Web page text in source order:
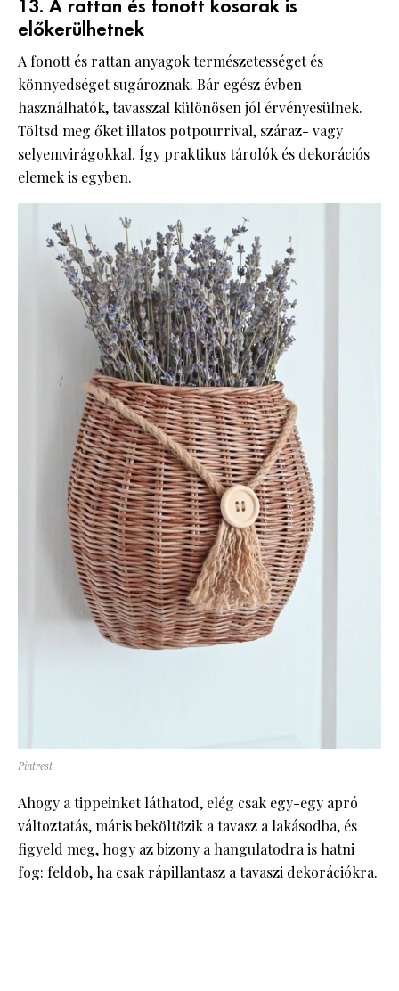
13. A rattan és fonott kosarak is
előkerülhetnek
A fonott és rattan anyagok természetességet és
könnyedséget sugároznak. Bár egész évben
használhatók, tavasszal különösen jól érvényesülnek.
Töltsd meg őket illatos potpourrival, száraz- vagy
selyemvirágokkal. Így praktikus tárolók és dekorációs
elemek is egyben.
Pintrest
Ahogy a tippeinket láthatod, elég csak egy-egy apró
változtatás, máris beköltözik a tavasz a lakásodba, és
figyeld meg, hogy az bizony a hangulatodra is hatni
fog: feldob, ha csak rápillantasz a tavaszi dekorációkra.